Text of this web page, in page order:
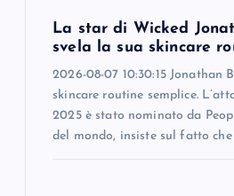
La star di Wicked
svela la sua skincare
2026-08-07 10:30:15 Jonathan
skincare routine semplice.
2025 è stato nominato da
del mondo, insiste sul fatto che